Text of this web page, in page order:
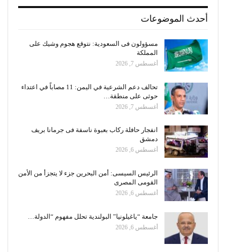
أحدث الموضوعات
مسؤولون فى السعودية: نتوقع هجوم وشيك على
المملكة
أغسطس 7, 2026
تحالف دعم الشرعية في اليمن: 11 مصاباً في اعتداء
حوثى على منطقة…
أغسطس 7, 2026
انفجار حافلة ركاب بعبوة ناسفة فى جرمانا بريف
دمشق
أغسطس 6, 2026
الرئيس السيسى: أمن البحرين جزء لا يتجزأ من الأمن
القومى المصرى
أغسطس 6, 2026
جامعة “ياغيلونيا” البولندية تحلل مفهوم “الدولة…
أغسطس 6, 2026